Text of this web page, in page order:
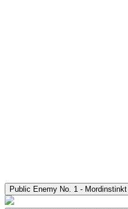
Public Enemy No. 1 -